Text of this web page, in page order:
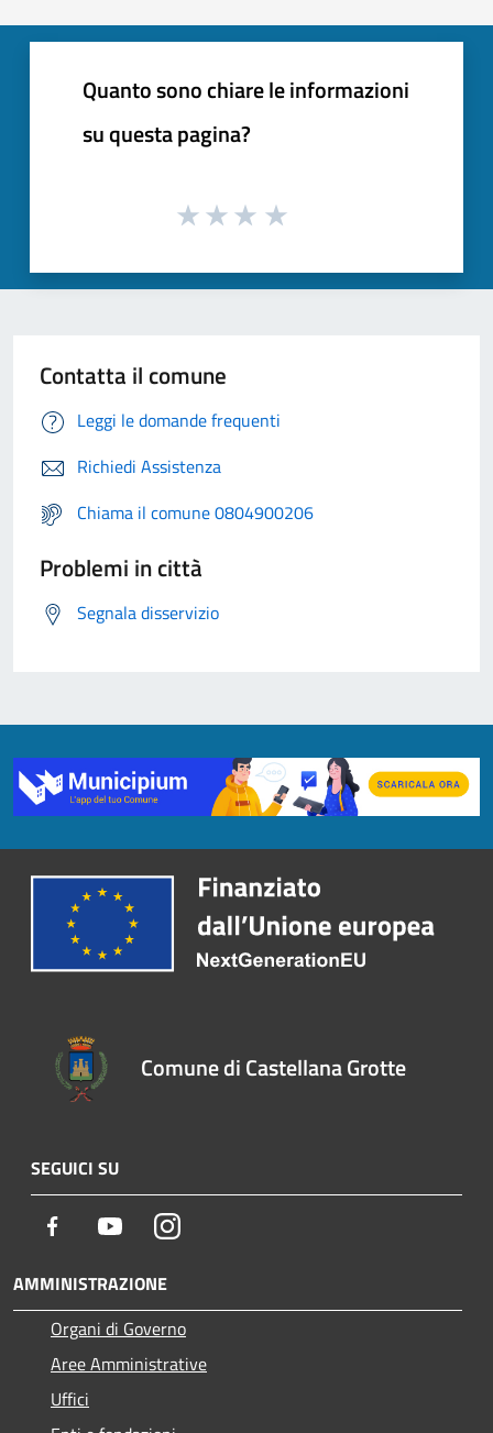
Quanto sono chiare le informazioni
su questa pagina?
Contatta il comune
Leggi le domande frequenti
Richiedi Assistenza
Chiama il comune 0804900206
Problemi in città
Segnala disservizio
Comune di Castellana Grotte
SEGUICI SU
Facebook YoutubeInstagram
AMMINISTRAZIONE
Organi di Governo
Aree Amministrative
Uffici